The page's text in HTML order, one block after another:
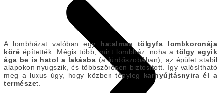
A lombházat valóban egy hatalmas tölgyfa lombkoronája
köré építették. Mégis több, mint lombház: noha a tölgy egyik
ága be is hatol a lakásba (a fürdőszobában), az épület stabil
alapokon nyugszik, és többszörösen biztosított. Így valósítható
meg a luxus úgy, hogy közben tényleg karnyújtásnyira él a
természet